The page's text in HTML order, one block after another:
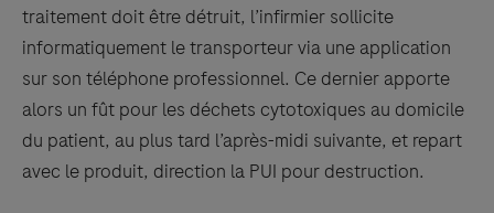
traitement doit être détruit, l’infirmier sollicite
informatiquement le transporteur via une application
sur son téléphone professionnel. Ce dernier apporte
alors un fût pour les déchets cytotoxiques au domicile
du patient, au plus tard l’après-midi suivante, et repart
avec le produit, direction la PUI pour destruction.